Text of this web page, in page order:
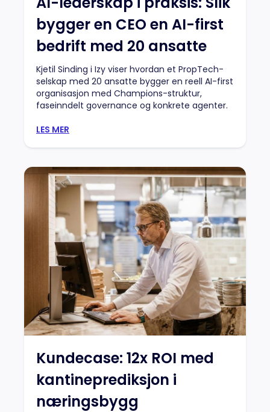
bygger en CEO en AI-first
bedrift med 20 ansatte
Kjetil Sinding i Izy viser hvordan et PropTech-
selskap med 20 ansatte bygger en reell AI-first
organisasjon med Champions-struktur,
faseinndelt governance og konkrete agenter.
LES MER
Kundecase: 12x ROI med
kantineprediksjon i
næringsbygg